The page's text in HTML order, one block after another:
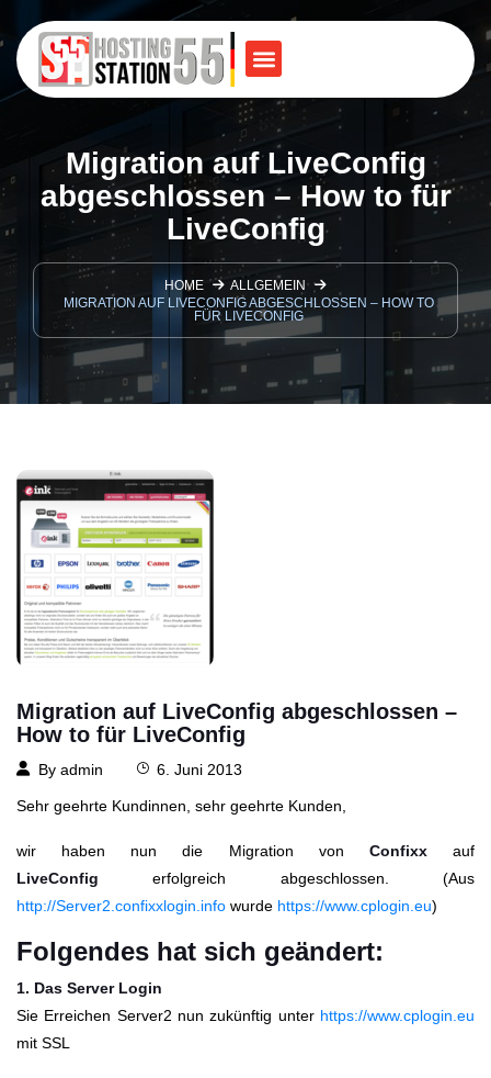
Migration auf LiveConfig
abgeschlossen – How to für
LiveConfig
HOME
ALLGEMEIN
MIGRATION AUF LIVECONFIG ABGESCHLOSSEN – HOW TO
FÜR LIVECONFIG
Migration auf LiveConfig abgeschlossen –
How to für LiveConfig
By admin 6. Juni 2013
Sehr geehrte Kundinnen, sehr geehrte Kunden,
wir haben nun die Migration von Confixxauf
LiveConfig erfolgreich abgeschlossen. (Aus
http://Server2.confixxlogin.info wurde https://www.cplogin.eu)
Folgendes hat sich geändert:
1. Das Server Login
Sie Erreichen Server2 nun zukünftig unter https://www.cplogin.eu
mit SSL